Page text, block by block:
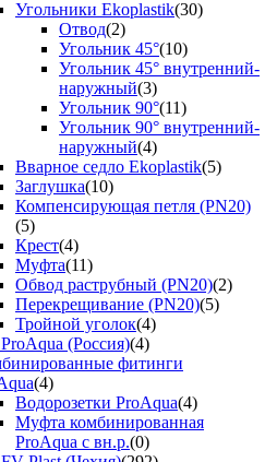
Угольники Ekoplastik(30)
Отвод(2)
Угольник 45°(10)
Угольник 45° внутренний-
наружный(3)
Угольник 90°(11)
Угольник 90° внутренний-
наружный(4)
Вварное седло Ekoplastik(5)
Заглушка(10)
Компенсирующая петля (PN20)
(5)
Крест(4)
Муфта(11)
Обвод раструбный (PN20)(2)
Перекрещивание (PN20)(5)
Тройной уголок(4)
(Россия)(4)
фитинги
(4)
Водорозетки ProAqua(4)
Муфта комбинированная
ProAqua с вн.р.(0)